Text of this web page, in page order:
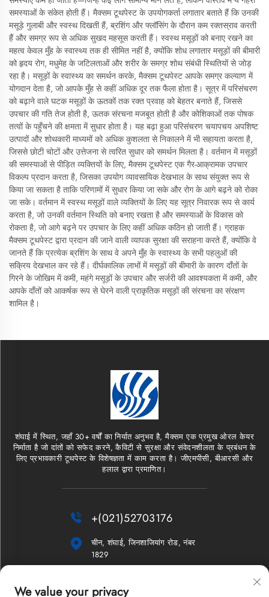
समस्याओं के संकेत होती हैं। मैक्सम टूथपेस्ट के उपयोगकर्ता लगातार बताते हैं कि उनकी
मसूड़े गुलाबी और स्वस्थ दिखती हैं, ब्रशिंग और फ्लॉसिंग के दौरान कम रक्तस्राव करती
हैं और समग्र रूप से अधिक सुखद महसूस करती हैं। स्वस्थ मसूड़ों को बनाए रखने का
महत्व केवल मुँह के स्वास्थ्य तक ही सीमित नहीं है, क्योंकि शोध लगातार मसूड़ों की बीमारी
को हृदय रोग, मधुमेह के जटिलताओं और शरीर के समग्र शोथ संबंधी स्थितियों से जोड़
रहा है। मसूड़ों के स्वास्थ्य का समर्थन करके, मैक्सम टूथपेस्ट आपके समग्र कल्याण में
योगदान देता है, जो आपके मुँह से कहीं अधिक दूर तक फैला होता है। सूत्र में परिसंचरण
को बढ़ाने वाले घटक मसूड़ों के ऊतकों तक रक्त प्रवाह को बेहतर बनाते हैं, जिससे
उपचार की गति तेज होती है, ऊतक संरचना मजबूत होती है और कोशिकाओं तक पोषक
तत्वों के पहुँचने की क्षमता में सुधार होता है। यह बढ़ा हुआ परिसंचरण चयापचय अपशिष्ट
उत्पादों और शोथकारी माध्यमों को अधिक कुशलता से निकालने में भी सहायता करता है,
जिससे छोटी चोटों और उत्तेजना से त्वरित सुधार को समर्थन मिलता है। वर्तमान में मसूड़ों
की समस्याओं से पीड़ित व्यक्तियों के लिए, मैक्सम टूथपेस्ट एक गैर-आक्रामक उपचार
विकल्प प्रदान करता है, जिसका उपयोग व्यावसायिक देखभाल के साथ संयुक्त रूप से
किया जा सकता है ताकि परिणामों में सुधार किया जा सके और रोग के आगे बढ़ने को रोका
जा सके। वर्तमान में स्वस्थ मसूड़ों वाले व्यक्तियों के लिए यह सूत्र निवारक रूप से कार्य
करता है, जो उनकी वर्तमान स्थिति को बनाए रखता है और समस्याओं के विकास को
रोकता है, जो आगे बढ़ने पर उपचार के लिए कहीं अधिक कठिन हो जाती हैं। ग्राहक
मैक्सम टूथपेस्ट द्वारा प्रदान की जाने वाली व्यापक सुरक्षा की सराहना करते हैं, क्योंकि वे
जानते हैं कि प्रत्येक ब्रशिंग के साथ वे अपने मुँह के स्वास्थ्य के सभी पहलुओं की
सक्रिय देखभाल कर रहे हैं। दीर्घकालिक लाभों में मसूड़ों की बीमारी के कारण दाँतों के
गिरने के जोखिम में कमी, महंगे मसूड़ों के उपचार और सर्जरी की आवश्यकता में कमी, और
आपके दाँतों को आकर्षक रूप से घेरने वाली प्राकृतिक मसूड़ों की संरचना का संरक्षण
शामिल है।
शंघाई में स्थित, जहाँ 30+ वर्षों का निर्यात अनुभव है, मैक्सम एक प्रमुख ओरल केयर
निर्माता है जो दांतों को सफेद करने, कैविटी से सुरक्षा और संवेदनशीलता के प्रबंधन के
लिए प्रभावकारी टूथपेस्ट के विशेषज्ञता में काम करता है। जीएमपीसी, बीआरसी और
हलाल द्वारा प्रमाणित।
 +(021)52703176

चीन, शंघाई, जिनशाजियांग रोड, नंबर
1829
We value your privacy